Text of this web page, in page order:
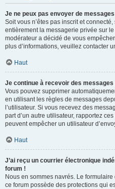
Je ne peux pas envoyer de
Soit vous n’êtes pas inscrit et
entièrement la messagerie privée sur
modérateur a décidé de vous
plus d’informations, veuillez contacter
Haut
Je continue à recevoir des
Vous pouvez supprimer
en utilisant les règles de messages
l’utilisateur. Si vous recevez des
part d’un autre utilisateur, rapportez
peuvent empêcher un utilisateur
Haut
J’ai reçu un courrier électronique
forum !
Nous en sommes navrés. Le
ce forum possède des protections qui